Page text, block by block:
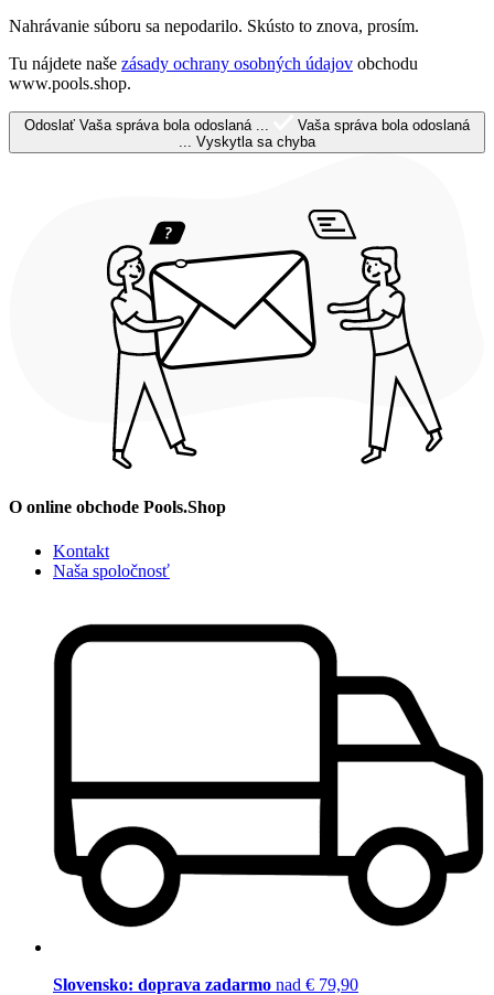
Nahrávanie súboru sa nepodarilo. Skústo to znova, prosím.
Tu nájdete naše zásady ochrany osobných údajov obchodu
www.pools.shop.
Odoslať Vaša správa bola odoslaná ...
Vaša správa bola odoslaná
... Vyskytla sa chyba
O online obchode Pools.Shop
Kontakt
Naša spoločnosť
Slovensko: doprava zadarmo nad € 79,90